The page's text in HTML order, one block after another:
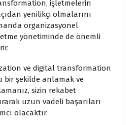
işletmelerin
yenilikçi olmalarını
organizasyonel
yönetiminde de önemli
ve digital transformation
bir şekilde anlamak ve
sizin rekabet
uzun vadeli başarıları
olacaktır.